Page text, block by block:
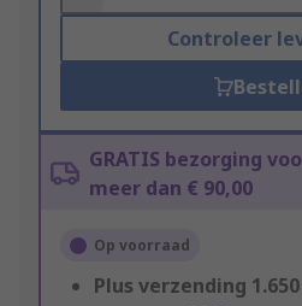
Controleer
GRATIS bezorging
meer dan € 90,00
Op voorraad
Plus verzending 1.650